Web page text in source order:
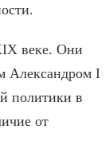
веке. Они
Александром I
политики в
от